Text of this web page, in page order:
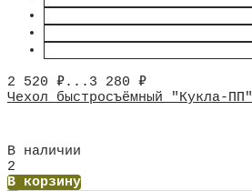
2 520 ₽... 3 280 ₽
Чехол быстросъёмный "Кукла-ПП"
В наличии
2
В корзину